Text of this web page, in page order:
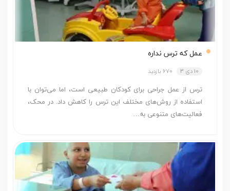
عمل که ترس نداره
10 دی 3 670 بازدید
ترس از عمل جراحی برای کودکان طبیعی است، اما می‌توان با
استفاده از روش‌های مختلف این ترس را کاهش داد. در محک،
فعالیت‌های متنوعی به…